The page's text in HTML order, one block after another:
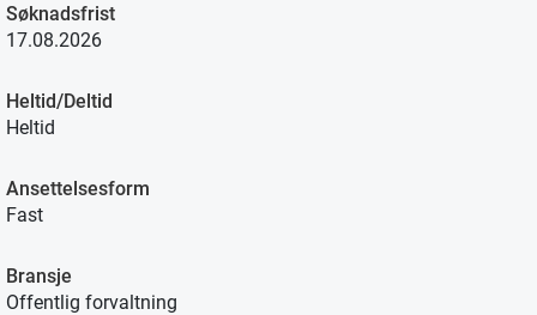
Søknadsfrist
17.08.2026
Heltid/Deltid
Heltid
Ansettelsesform
Fast
Bransje
Offentlig forvaltning